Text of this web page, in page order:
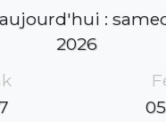
:
2026